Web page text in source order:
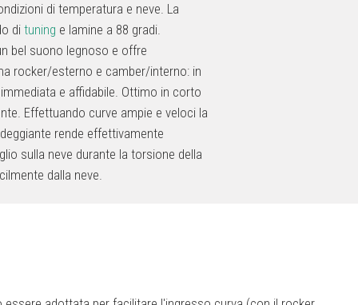
di temperatura e neve. La
di tuning e lamine a 88 gradi.
bel suono legnoso e offre
rocker/esterno e camber/interno: in
e affidabile. Ottimo in corto
Effettuando curve ampie e veloci la
rende effettivamente
sulla neve durante la torsione della
dalla neve.